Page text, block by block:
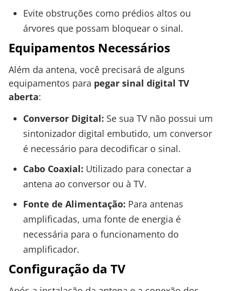
Evite obstruções como prédios altos ou
árvores que possam bloquear o sinal.
Equipamentos Necessários
Além da antena, você precisará de alguns
equipamentos para pegar sinal digital TV
aberta:
Conversor Digital: Se sua TV não possui um
sintonizador digital embutido, um conversor
é necessário para decodificar o sinal.
Cabo Coaxial: Utilizado para conectar a
antena ao conversor ou à TV.
Fonte de Alimentação: Para antenas
amplificadas, uma fonte de energia é
necessária para o funcionamento do
amplificador.
Configuração da TV